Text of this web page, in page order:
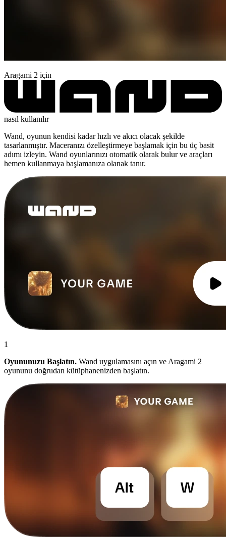
Aragami 2 için
nasıl kullanılır
Wand, oyunun kendisi kadar hızlı ve akıcı olacak şekilde
tasarlanmıştır. Maceranızı özelleştirmeye başlamak için bu üç basit
adımı izleyin. Wand oyunlarınızı otomatik olarak bulur ve araçları
hemen kullanmaya başlamanıza olanak tanır.
1
Oyununuzu Başlatın. Wand uygulamasını açın ve Aragami 2
oyununu doğrudan kütüphanenizden başlatın.